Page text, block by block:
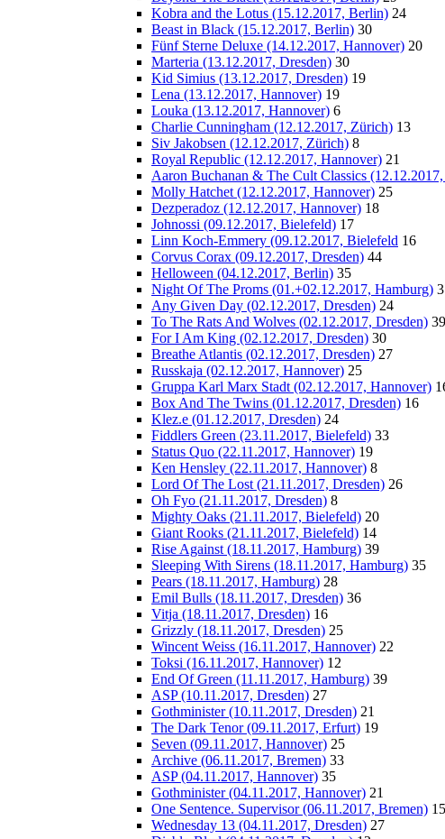
Kobra and the Lotus (15.12.2017, Berlin) 24
Beast in Black (15.12.2017, Berlin) 30
Fünf Sterne Deluxe (14.12.2017, Hannover) 20
Marteria (13.12.2017, Dresden) 30
Kid Simius (13.12.2017, Dresden) 19
Lena (13.12.2017, Hannover) 19
Louka (13.12.2017, Hannover) 6
Charlie Cunningham (12.12.2017, Zürich) 13
Siv Jakobsen (12.12.2017, Zürich) 8
Royal Republic (12.12.2017, Hannover) 21
Aaron Buchanan & The Cult Classics
Molly Hatchet (12.12.2017, Hannover) 25
Dezperadoz (12.12.2017, Hannover) 18
Johnossi (09.12.2017, Bielefeld) 17
Linn Koch-Emmery (09.12.2017, Bielefeld 16
Corvus Corax (09.12.2017, Dresden) 44
Helloween (04.12.2017, Berlin) 35
Night Of The Proms (01.+02.12.2017, Hamburg)
Any Given Day (02.12.2017, Dresden) 24
To The Rats And Wolves (02.12.2017, Dresden) 39
For I Am King (02.12.2017, Dresden) 30
Breathe Atlantis (02.12.2017, Dresden) 27
Russkaja (02.12.2017, Hannover) 25
Gruppa Karl Marx Stadt (02.12.2017, Hannover)
Box And The Twins (01.12.2017, Dresden) 16
Klez.e (01.12.2017, Dresden) 24
Fiddlers Green (23.11.2017, Bielefeld) 33
Status Quo (22.11.2017, Hannover) 19
Ken Hensley (22.11.2017, Hannover) 8
Lord Of The Lost (21.11.2017, Dresden) 26
Oh Fyo (21.11.2017, Dresden) 8
Mighty Oaks (21.11.2017, Bielefeld) 20
Giant Rooks (21.11.2017, Bielefeld) 14
Rise Against (18.11.2017, Hamburg) 39
Sleeping With Sirens (18.11.2017, Hamburg) 35
Pears (18.11.2017, Hamburg) 28
Emil Bulls (18.11.2017, Dresden) 36
Vitja (18.11.2017, Dresden) 16
Grizzly (18.11.2017, Dresden) 25
Wincent Weiss (16.11.2017, Hannover) 22
Toksi (16.11.2017, Hannover) 12
End Of Green (11.11.2017, Hamburg) 39
ASP (10.11.2017, Dresden) 27
Gothminister (10.11.2017, Dresden) 21
The Dark Tenor (09.11.2017, Erfurt) 19
Seven (09.11.2017, Hannover) 25
Archive (06.11.2017, Bremen) 33
ASP (04.11.2017, Hannover) 35
Gothminister (04.11.2017, Hannover) 21
One Sentence. Supervisor (06.11.2017, Bremen) 15
Wednesday 13 (04.11.2017, Dresden) 27